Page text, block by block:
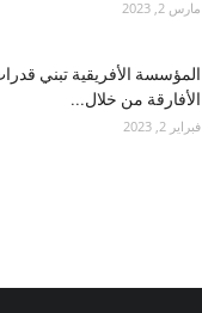
مارس 2, 2023
المؤسسة الأفريقية تبني
الأفارقة من خلال...
فبراير 2, 2023